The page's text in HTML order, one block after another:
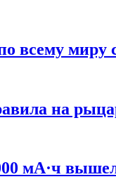
всему миру
на
мА·ч